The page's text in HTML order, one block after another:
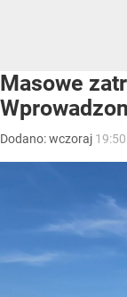
Masowe
Dodano:wczoraj 19:50